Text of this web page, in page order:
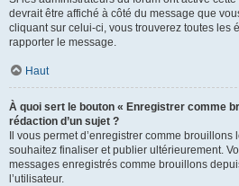
devrait être affiché à côté du message que
cliquant sur celui-ci, vous trouverez toutes les
rapporter le message.
Haut
À quoi sert le bouton « Enregistrer comme
rédaction d’un sujet ?
Il vous permet d’enregistrer comme
souhaitez finaliser et publier ultérieurement.
messages enregistrés comme brouillons
l’utilisateur.